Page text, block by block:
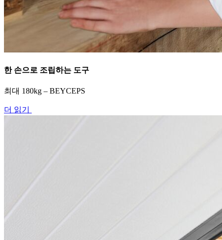
한 손으로 조립하는 도구
최대 180kg – BEYCEPS
더 읽기